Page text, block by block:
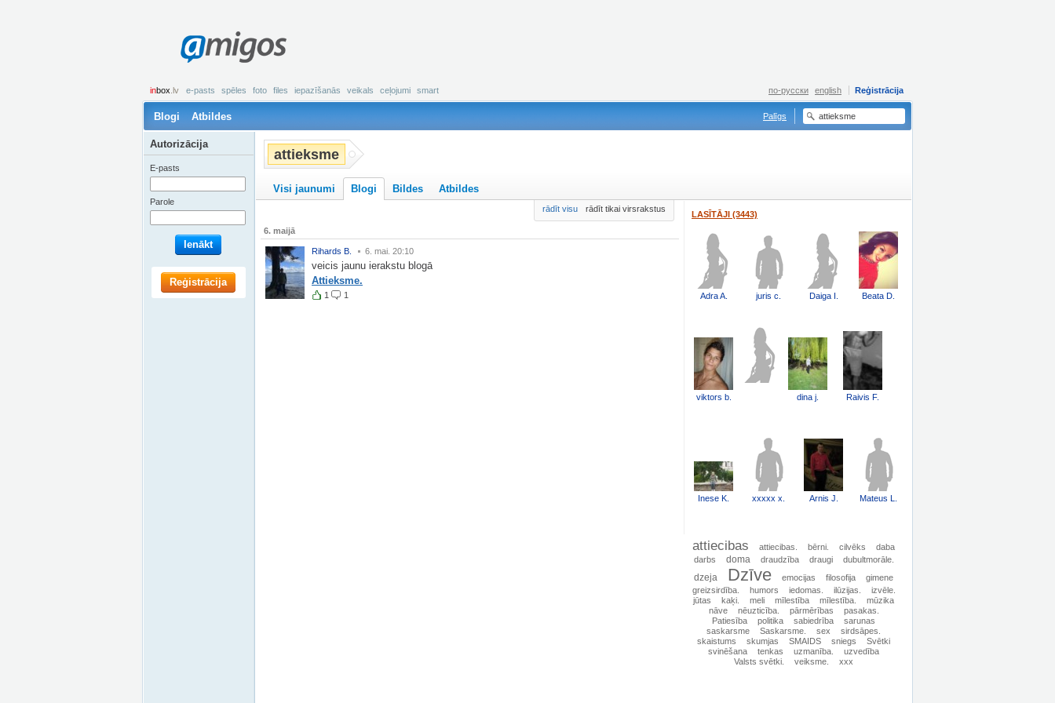
amigos
inbox .lv e-pasts spēles foto files iepazīšanās veikals ceļojumi smart Reģistrācija
по-русски english
Blogi Atbildes Palīgs
attieksme
Visi jaunumi Blogi Bildes Atbildes
rādīt visu rādīt tikai virsrakstus
6. maijā
Rihards B. 6. mai. 20:10
veicis jaunu ierakstu blogā
Attieksme.
1 1
LASĪTĀJI (3443)
Adra A. juris c. Daiga I. Beata D.
viktors b. dina j. Raivis F.
Inese K. xxxxx x. Arnis J. Mateus L.
attiecibas attiecibas. bērni. cilvēks
daba
darbs
doma draudzība draugi dubultmorāle.
dzeja Dzīve emocijas filosofija
gimene
greizsirdība.
humors iedomas. ilūzijas.
izvēle.
jūtas
kaķi. meli mīlestība mīlestība.
mūzika
nāve
nēuzticība. pārmērības
pasakas.
Patiesība
politika sabiedrība
sarunas
saskarsme
Saskarsme. sex
sirdsāpes.
skaistums
skumjas SMAIDS sniegs
Svētki
svinēšana
tenkas uzmanība.
uzvedība
Valsts svētki.
veiksme. xxx
Autorizācija
E-pasts
Parole
Ienākt
Reģistrācija